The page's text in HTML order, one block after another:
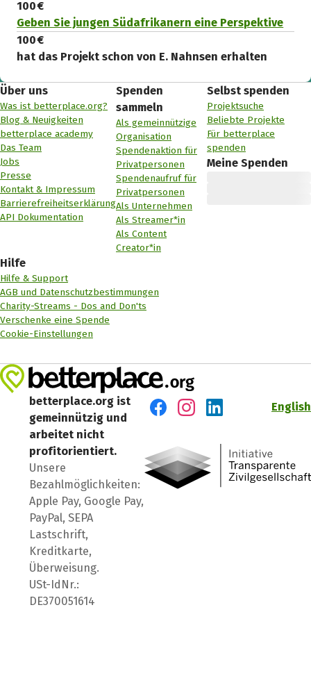
100 €
Geben Sie jungen Südafrikanern eine Perspektive
100 €
hat das Projekt schon von E. Nahnsen erhalten
Über uns
Was ist betterplace.org?
Blog & Neuigkeiten
betterplace academy
Das Team
Jobs
Presse
Kontakt & Impressum
Barrierefreiheitserklärung
API Dokumentation
Spenden
sammeln
Als gemeinnützige
Organisation
Spendenaktion für
Privatpersonen
Spendenaufruf für
Privatpersonen
Als Unternehmen
Als Streamer*in
Als Content
Creator*in
Selbst spenden
Projektsuche
Beliebte Projekte
Für betterplace
spenden
Meine Spenden
Hilfe
Hilfe & Support
AGB und Datenschutzbestimmungen
Charity-Streams - Dos and Don'ts
Verschenke eine Spende
Cookie-Einstellungen
betterplace.org ist
gemeinnützig und
arbeitet nicht
profitorientiert.
Unsere
Bezahlmöglichkeiten:
Apple Pay, Google Pay,
PayPal, SEPA
Lastschrift,
Kreditkarte,
Überweisung.
USt-IdNr.:
DE370051614
English